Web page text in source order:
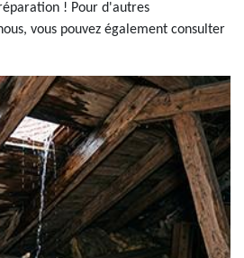
! Pour d'autres
vous pouvez également consulter